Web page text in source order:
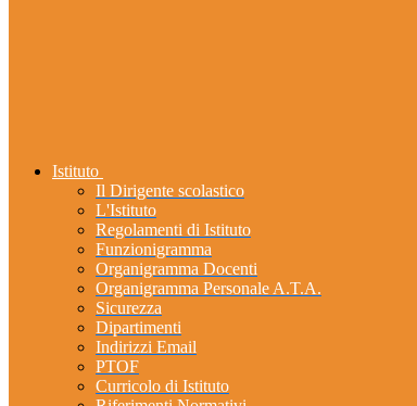
Istituto
Il Dirigente scolastico
L'Istituto
Regolamenti di Istituto
Funzionigramma
Organigramma Docenti
Organigramma Personale A.T.A.
Sicurezza
Dipartimenti
Indirizzi Email
PTOF
Curricolo di Istituto